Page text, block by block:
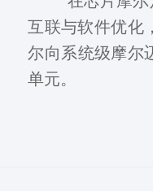
互联与软件优化
尔向系统级摩尔
单元。